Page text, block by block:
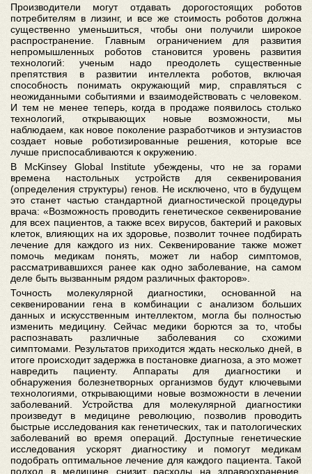
Производители могут отдавать дорогостоящих роботов
потребителям в лизинг, и все же стоимость роботов должна
существенно уменьшиться, чтобы они получили широкое
распространение. Главным ограничением для развития
непромышленных роботов становится уровень развития
технологий: ученым надо преодолеть существенные
препятствия в развитии интеллекта роботов, включая
способность понимать окружающий мир, справляться с
неожиданными событиями и взаимодействовать с человеком.
И тем не менее теперь, когда в продаже появилось столько
технологий, открывающих новые возможности, мы
наблюдаем, как новое поколение разработчиков и энтузиастов
создает новые роботизированные решения, которые все
лучше приспосабливаются к окружению.
В McKinsey Global Institute убеждены, что не за горами
времена настольных устройств для секвенирования
(определения структуры) генов. Не исключено, что в будущем
это станет частью стандартной диагностической процедуры
врача: «Возможность проводить генетическое секвенирование
для всех пациентов, а также всех вирусов, бактерий и раковых
клеток, влияющих на их здоровье, позволит точнее подбирать
лечение для каждого из них. Секвенирование также может
помочь медикам понять, может ли набор симптомов,
рассматривавшихся ранее как одно заболевание, на самом
деле быть вызванным рядом различных факторов».
Точность молекулярной диагностики, основанной на
секвенировании гена в комбинации с анализом больших
данных и искусственным интеллектом, могла бы полностью
изменить медицину. Сейчас медики борются за то, чтобы
распознавать различные заболевания со схожими
симптомами. Результатов приходится ждать несколько дней, в
итоге происходит задержка в постановке диагноза, а это может
навредить пациенту. Аппараты для диагностики и
обнаружения болезнетворных организмов будут ключевыми
технологиями, открывающими новые возможности в лечении
заболеваний. Устройства для молекулярной диагностики
произведут в медицине революцию, позволив проводить
быстрые исследования как генетических, так и патологических
заболеваний во время операций. Доступные генетические
исследования ускорят диагностику и помогут медикам
подобрать оптимальное лечение для каждого пациента. Такой
подход в медицине снизит расходы на здравоохранение,